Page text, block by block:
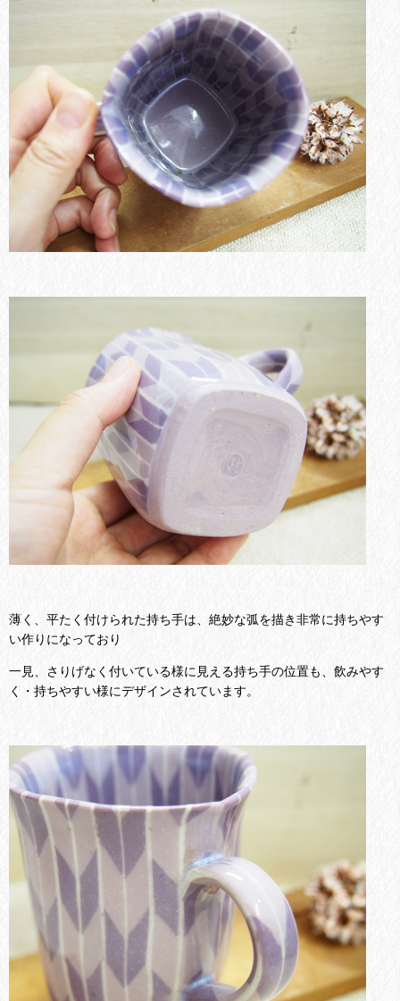
薄く、平たく付けられた持ち手は、絶妙な弧を描き非常に持ちやす
い作りになっており
一見、さりげなく付いている様に見える持ち手の位置も、飲みやす
く・持ちやすい様にデザインされています。